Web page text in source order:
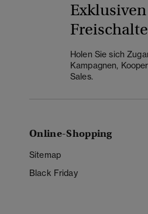
Holen Sie sich
Kampagnen,
Sales.
Online-Shopping
Sitemap
Black Friday